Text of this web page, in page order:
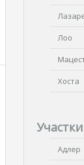
Лоо
Хоста
Адлер